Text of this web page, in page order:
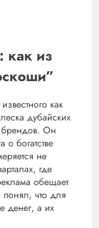
как из
как
дубайских
брендов. Он
богатстве
не
где
обещает
что для
денег, а их